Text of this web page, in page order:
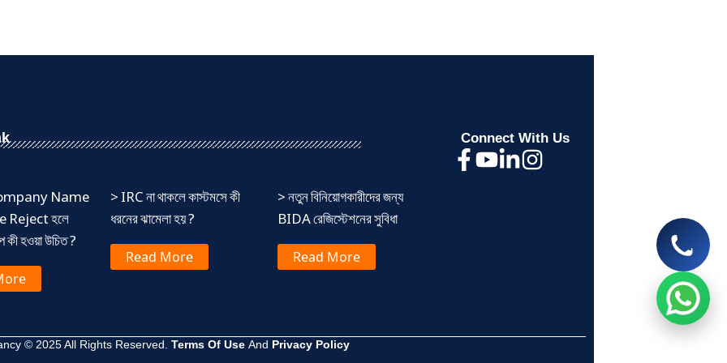
Name
Reject হলে
কী হওয়া উচিত ?
> IRC না থাকলে কাস্টমসে কী
ধরনের ঝামেলা হয় ?
Read More
> নতুন বিনিয়োগকারীদের জন্য
BIDA রেজিস্টেশনের সুবিধা
Read More
ব্যবসায়ীদের জন্য সম্পূর্ণ
Read More
Connect With Us
© 2025 All Rights Reserved. Terms Of Use And Privacy Policy